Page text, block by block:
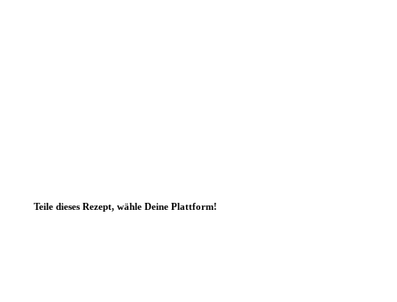
Teile dieses Rezept, wähle Deine Plattform!